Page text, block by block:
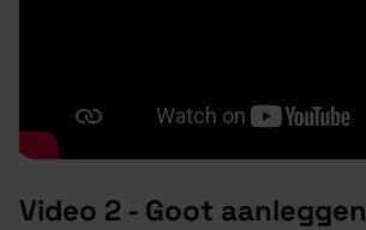
Video 2 - Goot aanleggen